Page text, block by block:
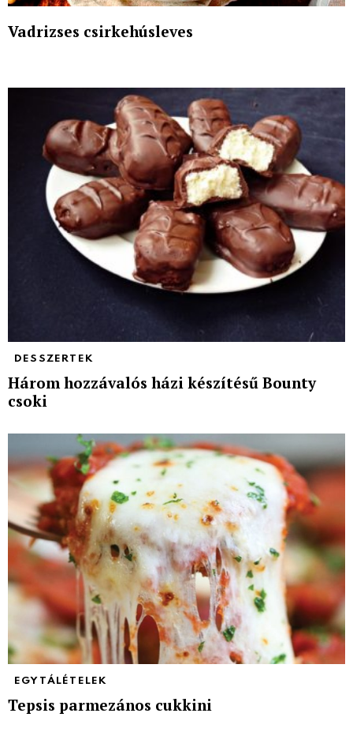
Vadrizses csirkehúsleves
DESSZERTEK
Három hozzávalós házi készítésű Bounty
csoki
EGYTÁLÉTELEK
Tepsis parmezános cukkini